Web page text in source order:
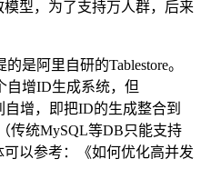
型，为了支持万人群，后来
是阿里自研的Tablestore。
自增ID生成系统，但
自增，即把ID的生成整合到
传统MySQL等DB只能支持
以参考：《如何优化高并发